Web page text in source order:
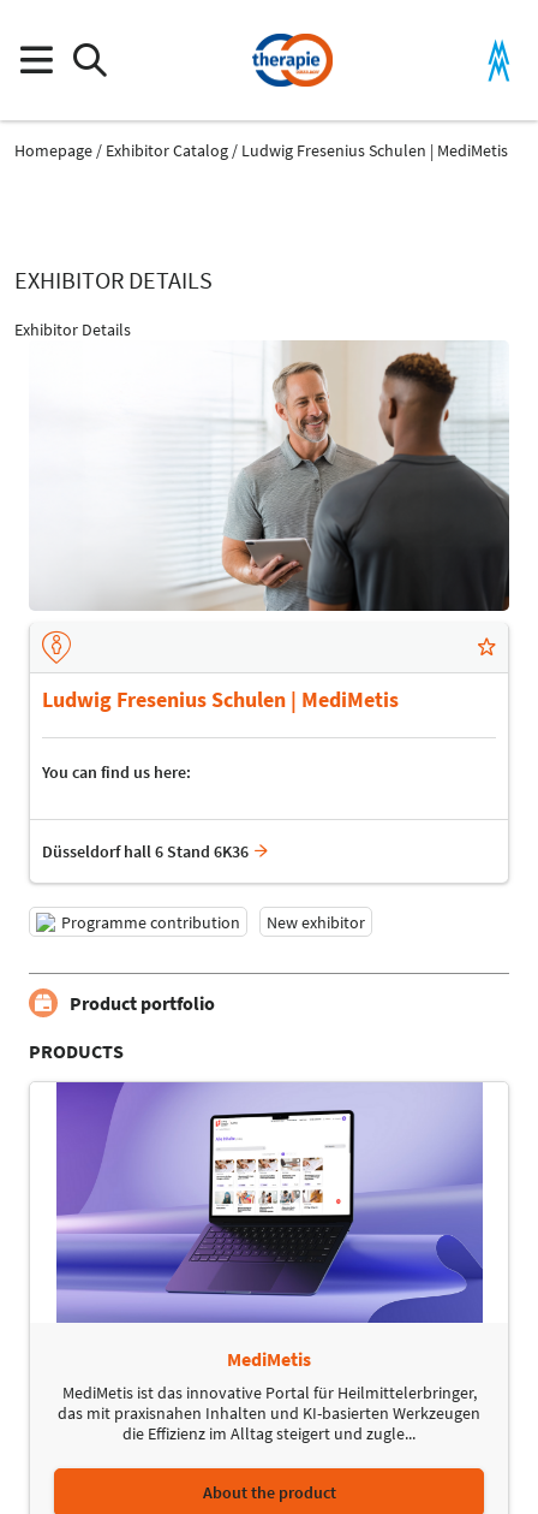
Homepage Exhibitor Catalog Ludwig Fresenius Schulen | MediMetis
EXHIBITOR DETAILS
Exhibitor Details
Ludwig Fresenius Schulen | MediMetis
You can find us here:
Düsseldorf hall 6 Stand 6K36
Programme contribution New exhibitor
Product portfolio
PRODUCTS
MediMetis
MediMetis ist das innovative Portal für Heilmittelerbringer,
das mit praxisnahen Inhalten und KI-basierten Werkzeugen
die Effizienz im Alltag steigert und zugle...
About the product